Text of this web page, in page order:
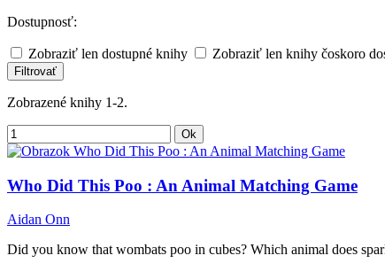
Dostupnosť:
Zobraziť len dostupné knihy Zobraziť len knihy čoskoro
Filtrovať
Zobrazené knihy 1-2.
Ok
Who Did This Poo : An Animal Matching Game
Aidan Onn
Did you know that wombats poo in cubes? Which animal does